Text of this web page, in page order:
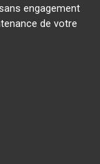
engagement
de votre